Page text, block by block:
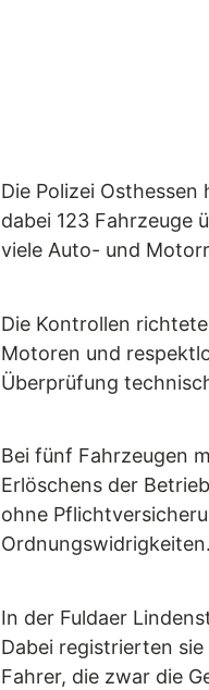
Die Polizei
dabei 123 Fahrzeuge
viele Auto- und
Die Kontrollen
Motoren und
Überprüfung
Bei fünf Fahrzeugen
Erlöschens der
ohne
Ordnungswidrigkeiten.
In der Fuldaer
Dabei registrierten
Fahrer, die zwar die